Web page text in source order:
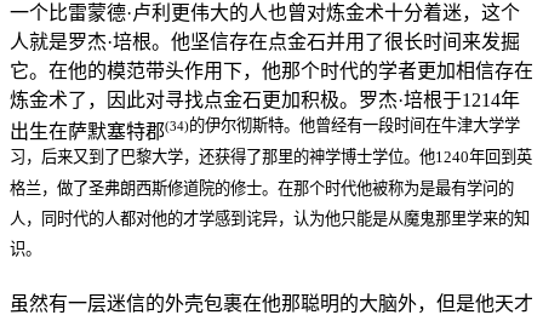
一个比雷蒙德·卢利更伟大的人也曾对炼金术十分着迷，这个
人就是罗杰·培根。他坚信存在点金石并用了很长时间来发掘
它。在他的模范带头作用下，他那个时代的学者更加相信存在
炼金术了，因此对寻找点金石更加积极。罗杰·培根于1214年
出生在萨默塞特郡(34)的伊尔彻斯特。他曾经有一段时间在牛津大学学
习，后来又到了巴黎大学，还获得了那里的神学博士学位。他1240年回到英
格兰，做了圣弗朗西斯修道院的修士。在那个时代他被称为是最有学问的
人，同时代的人都对他的才学感到诧异，认为他只能是从魔鬼那里学来的知
识。
虽然有一层迷信的外壳包裹在他那聪明的大脑外，但是他天才